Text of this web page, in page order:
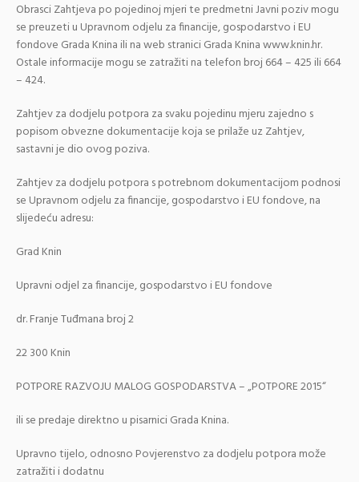
Obrasci Zahtjeva po pojedinoj mjeri te predmetni Javni poziv mogu
se preuzeti u Upravnom odjelu za financije, gospodarstvo i EU
fondove Grada Knina ili na web stranici Grada Knina www.knin.hr.
Ostale informacije mogu se zatražiti na telefon broj 664 – 425 ili 664
– 424.
Zahtjev za dodjelu potpora za svaku pojedinu mjeru zajedno s
popisom obvezne dokumentacije koja se prilaže uz Zahtjev,
sastavni je dio ovog poziva.
Zahtjev za dodjelu potpora s potrebnom dokumentacijom podnosi
se Upravnom odjelu za financije, gospodarstvo i EU fondove, na
slijedeću adresu:
Grad Knin
Upravni odjel za financije, gospodarstvo i EU fondove
dr. Franje Tuđmana broj 2
22 300 Knin
POTPORE RAZVOJU MALOG GOSPODARSTVA – „POTPORE 2015“
ili se predaje direktno u pisarnici Grada Knina.
Upravno tijelo, odnosno Povjerenstvo za dodjelu potpora može
zatražiti i dodatnu